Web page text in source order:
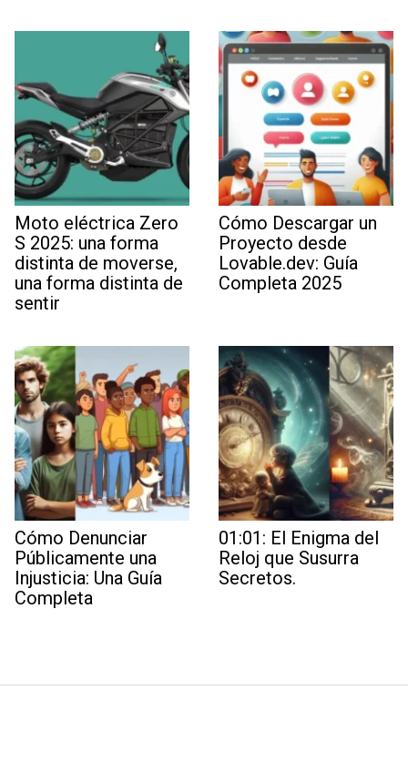
Moto eléctrica Zero
S 2025: una forma
distinta de moverse,
una forma distinta de
sentir
Cómo Descargar un
Proyecto desde
Lovable.dev: Guía
Completa 2025
Cómo Denunciar
Públicamente una
Injusticia: Una Guía
Completa
01:01: El Enigma del
Reloj que Susurra
Secretos.